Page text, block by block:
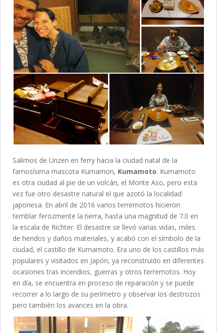
Salimos de Unzen en ferry hacia la ciudad natal de la
famosísima mascota Kumamon, Kumamoto. Kumamoto
es otra ciudad al pie de un volcán, el Monte Aso, pero esta
vez fue otro desastre natural el que azotó la localidad
japonesa. En abril de 2016 varios terremotos hicieron
temblar ferozmente la tierra, hasta una magnitud de 7.0 en
la escala de Richter. El desastre se llevó varias vidas, miles
de heridos y daños materiales, y acabó con el símbolo de la
ciudad, el castillo de Kumamoto. Era uno de los castillos más
populares y visitados en Japón, ya reconstruido en diferentes
ocasiones tras incendios, guerras y otros terremotos. Hoy
en día, se encuentra en proceso de reparación y se puede
recorrer a lo largo de su perímetro y observar los destrozos
pero también los avances en la obra.